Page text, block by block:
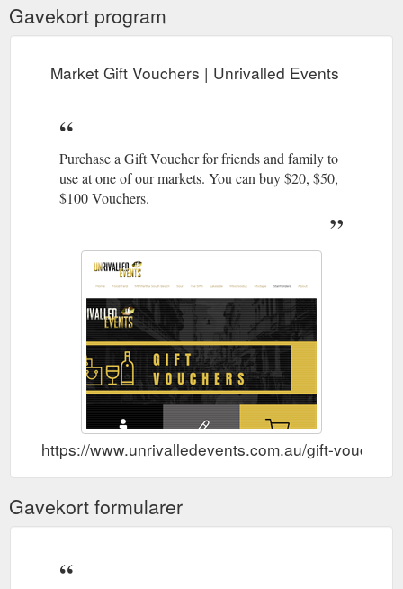
Gavekort program
Market Gift Vouchers | Unrivalled Events
Purchase a Gift Voucher for friends and family to
use at one of our markets. You can buy $20, $50,
$100 Vouchers.
https://www.unrivalledevents.com.au/gift-vouchers
Gavekort formularer